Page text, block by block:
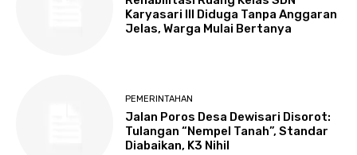
Karyasari III Diduga Tanpa Anggaran
Jelas, Warga Mulai Bertanya
PEMERINTAHAN
Jalan Poros Desa Dewisari Disorot:
Tulangan “Nempel Tanah”, Standar
Diabaikan, K3 Nihil